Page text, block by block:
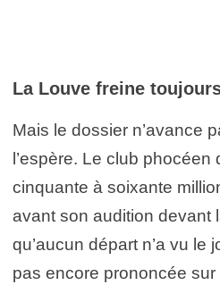
La Louve freine
Mais le dossier n’avance
l’espère. Le club phocéen
cinquante à soixante
avant son audition devant
qu’aucun départ n’a vu le
pas encore prononcée